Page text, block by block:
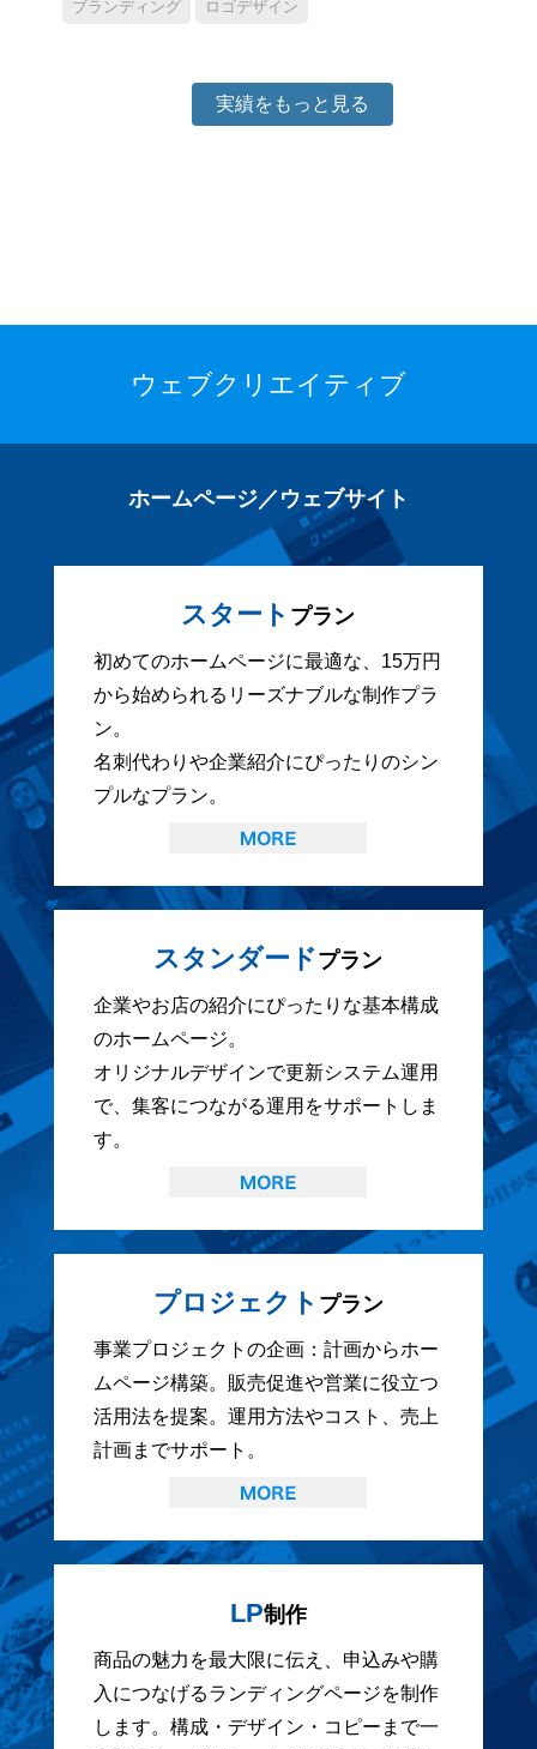
ブランディング ロゴデザイン
実績をもっと見る
ウェブクリエイティブ
ホームページ／ウェブサイト
スタート プラン
初めてのホームページに最適な、15万円
から始められるリーズナブルな制作プラ
ン。
名刺代わりや企業紹介にぴったりのシン
プルなプラン。
スタンダードプラン
企業やお店の紹介にぴったりな基本構成
のホームページ。
オリジナルデザインで更新システム運用
で、集客につながる運用をサポートしま
す。
プロジェクト プラン
事業プロジェクトの企画：計画からホー
ムページ構築。販売促進や営業に役立つ
活用法を提案。運用方法やコスト、売上
計画までサポート。
LP制作
商品の魅力を最大限に伝え、申込みや購
入につなげるランディングページを制作
します。構成・デザイン・コピーまで一